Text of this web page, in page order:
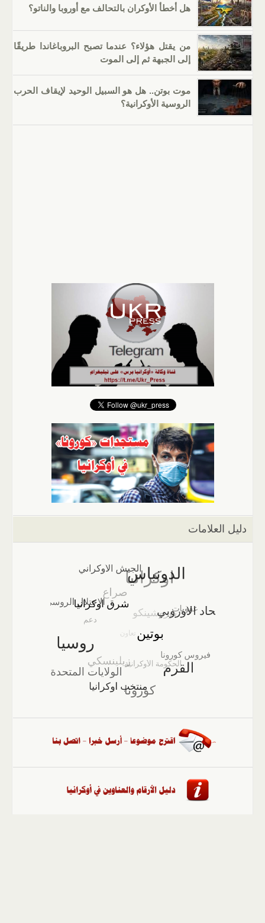
هل أخطأ الأوكران بالتحالف مع أوروبا والناتو؟
من يقتل هؤلاء؟ عندما تصبح البروباغاندا طريقًا
إلى الجبهة ثم إلى الموت
موت بوتن.. هل هو السبيل الوحيد لإيقاف الحرب
الروسية الأوكرانية؟
دليل العلامات